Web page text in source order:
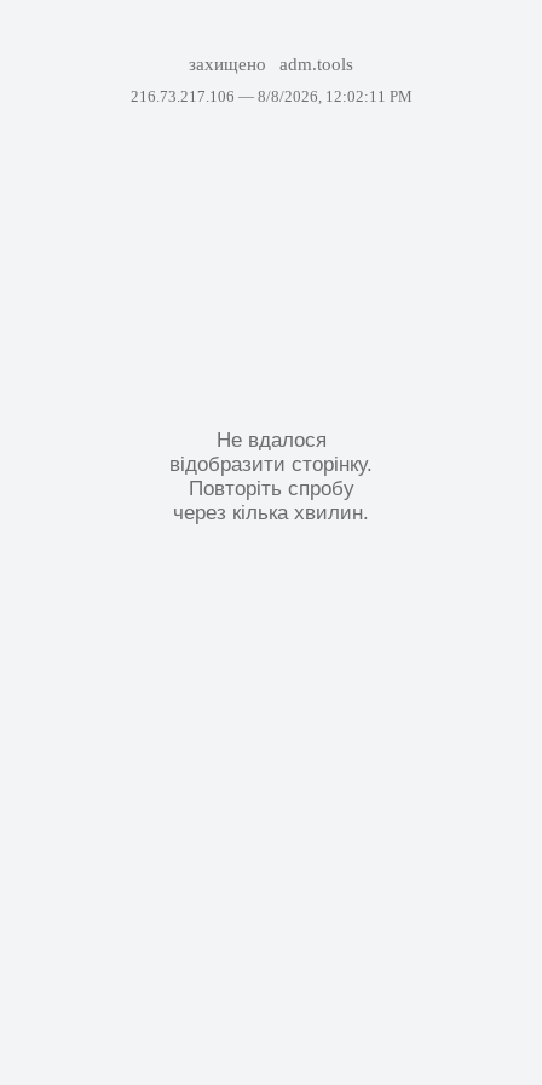
захищено adm.tools
216.73.217.106 — 8/8/2026, 12:02:11 PM
Не вдалося
відобразити сторінку.
Повторіть спробу
через кілька хвилин.